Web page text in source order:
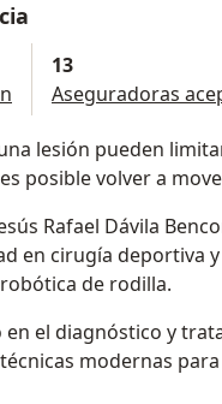
13
Aseguradoras
lesión pueden
posible volver a
Rafael Dávila
en cirugía deportiva
de rodilla.
en el diagnóstico y
modernas